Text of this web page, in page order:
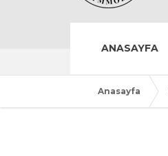
ANASAYFA
Anasayfa